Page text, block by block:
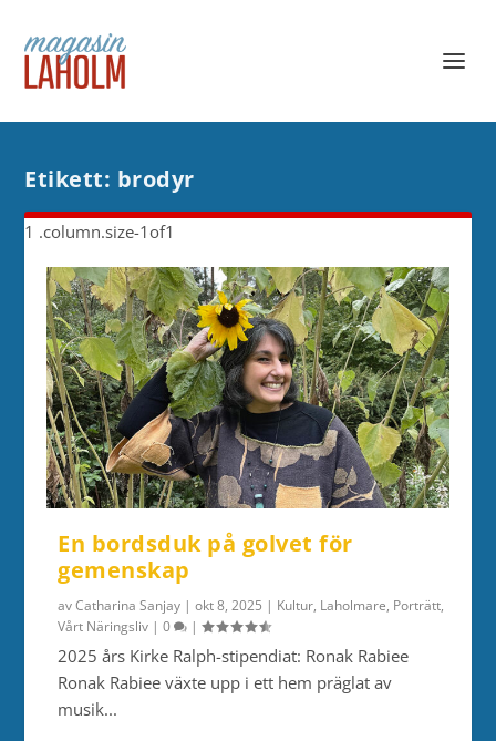
Etikett: brodyr
En bordsduk på golvet för
gemenskap
avCatharina Sanjay |okt 8, 2025 | Kultur, Laholmare, Porträtt,
Vårt Näringsliv |0 |
2025 års Kirke Ralph-stipendiat: Ronak Rabiee
Ronak Rabiee växte upp i ett hem präglat av
musik...